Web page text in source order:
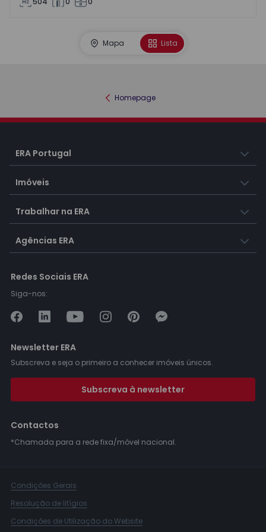
Mapa Lista
Homepage
ERA Portugal
Imóveis
Trabalhar na ERA
Agências ERA
Redes Sociais ERA
Siga-nos:
Newsletter ERA
Subscreva e seja o primeiro a conhecer imóveis únicos.
Subscreva à newsletter
Contactos
*Chamada para a rede fixa/móvel nacional.
Condições Gerais
Resolução de litígios
Condições de Utilização do Website